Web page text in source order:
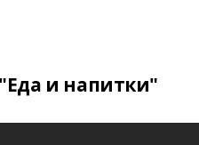
и напитки"